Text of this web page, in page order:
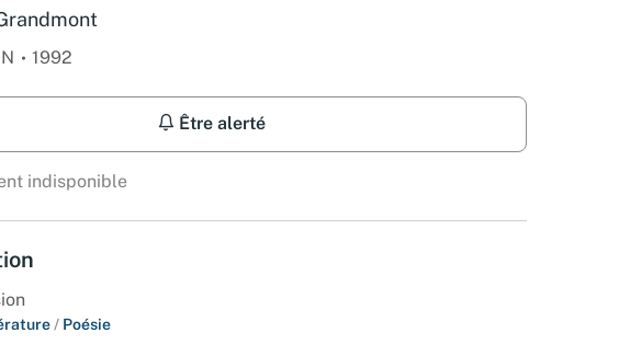
1992
Être alerté
indisponible
/ Poésie